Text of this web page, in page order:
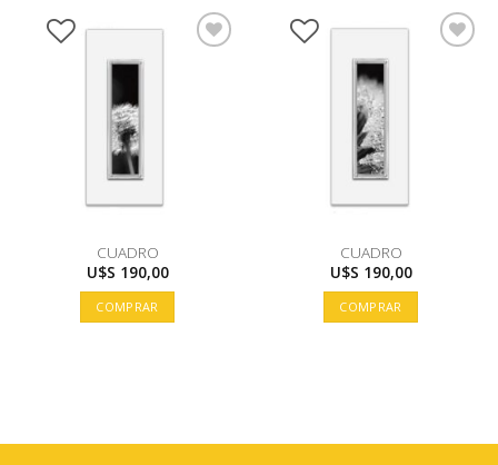
CUADRO
U$S 190,00
COMPRAR
CUADRO
U$S 190,00
COMPRAR